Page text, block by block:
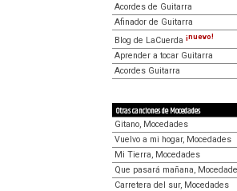
Acordes de Guitarra
Afinador de Guitarra
Blog de LaCuerda ¡nuevo!
Aprender a tocar Guitarra
Acordes Guitarra
Otras canciones de Mocedades
Gitano, Mocedades
Vuelvo a mi hogar, Mocedades
Mi Tierra, Mocedades
Que pasará mañana,
Carretera del sur, Mocedades